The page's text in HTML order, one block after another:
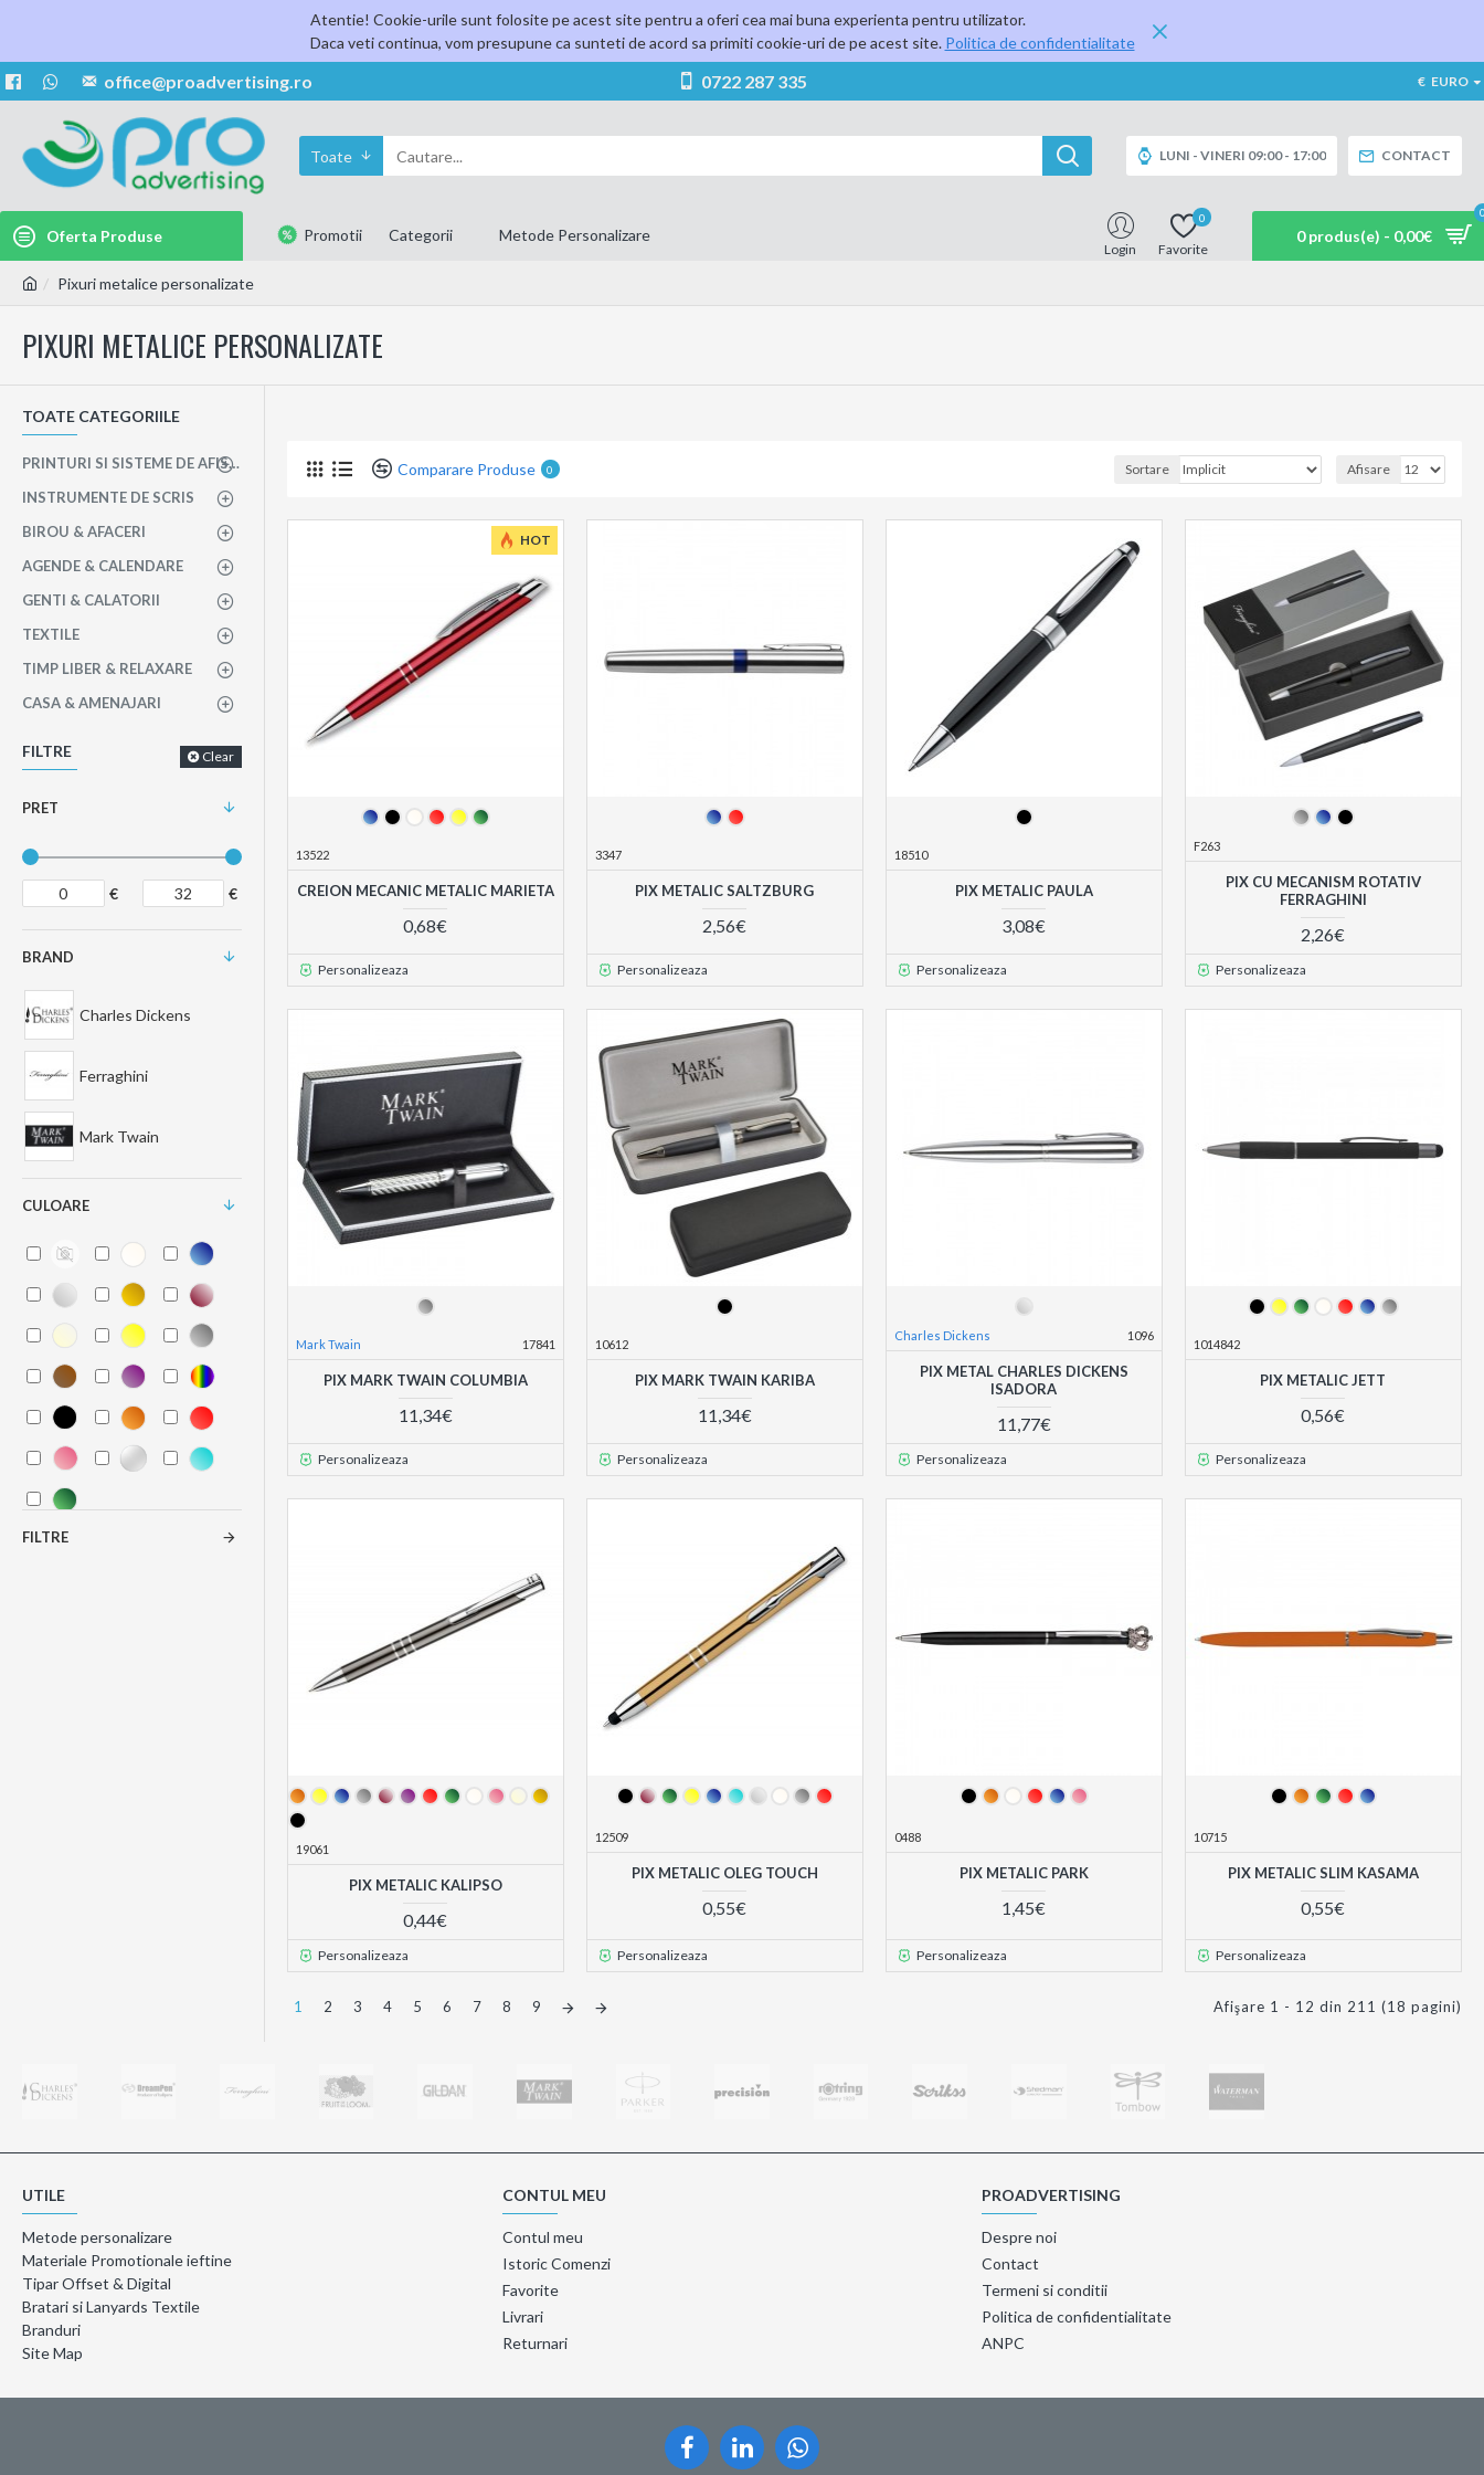
Atentie! Cookie-urile sunt folosite pe acest site pentru a oferi cea mai buna experienta pentru utilizator.
Daca veti continua, vom presupune ca sunteti de acord sa primiti cookie-uri de pe acest site. Politica de confidentialitate
office@proadvertising.ro 0722 287 335 € EURO
Toate LUNI - VINERI 09:00 - 17:00 CONTACT
Oferta Produse Promotii Categorii Metode Personalizare
Login Favorite
0
0 produs(e) - 0,00€
Pixuri metalice personalizate
PIXURI METALICE PERSONALIZATE
TOATE CATEGORIILE
PRINTURI SI SISTEME DE AFISAJ
INSTRUMENTE DE SCRIS
BIROU & AFACERI
AGENDE & CALENDARE
GENTI & CALATORII
TEXTILE
TIMP LIBER & RELAXARE
CASA & AMENAJARI
FILTRE Clear
PRET
€ €
BRAND
Charles Dickens
Ferraghini
Mark Twain
CULOARE
FILTRE
Comparare Produse 0 Sortare Afisare
HOT
13522
CREION MECANIC METALIC MARIETA
0,68€
Personalizeaza
3347
PIX METALIC SALTZBURG
2,56€
Personalizeaza
18510
PIX METALIC PAULA
3,08€
Personalizeaza
F263
PIX CU MECANISM ROTATIV
FERRAGHINI
2,26€
Personalizeaza
Mark Twain 17841
PIX MARK TWAIN COLUMBIA
11,34€
Personalizeaza
10612
PIX MARK TWAIN KARIBA
11,34€
Personalizeaza
Charles Dickens 1096
PIX METAL CHARLES DICKENS
ISADORA
11,77€
Personalizeaza
1014842
PIX METALIC JETT
0,56€
Personalizeaza
19061
PIX METALIC KALIPSO
0,44€
Personalizeaza
12509
PIX METALIC OLEG TOUCH
0,55€
Personalizeaza
0488
PIX METALIC PARK
1,45€
Personalizeaza
10715
PIX METALIC SLIM KASAMA
0,55€
Personalizeaza
1 2 3 4 5 6 7 8 9 Afişare 1 - 12 din 211 (18 pagini)
UTILE
Metode personalizare
Materiale Promotionale ieftine
Tipar Offset & Digital
Bratari si Lanyards Textile
Branduri
Site Map
CONTUL MEU
Contul meu
Istoric Comenzi
Favorite
Livrari
Returnari
PROADVERTISING
Despre noi
Contact
Termeni si conditii
Politica de confidentialitate
ANPC